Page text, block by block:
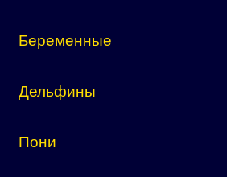
Беременные
Дельфины
Пони